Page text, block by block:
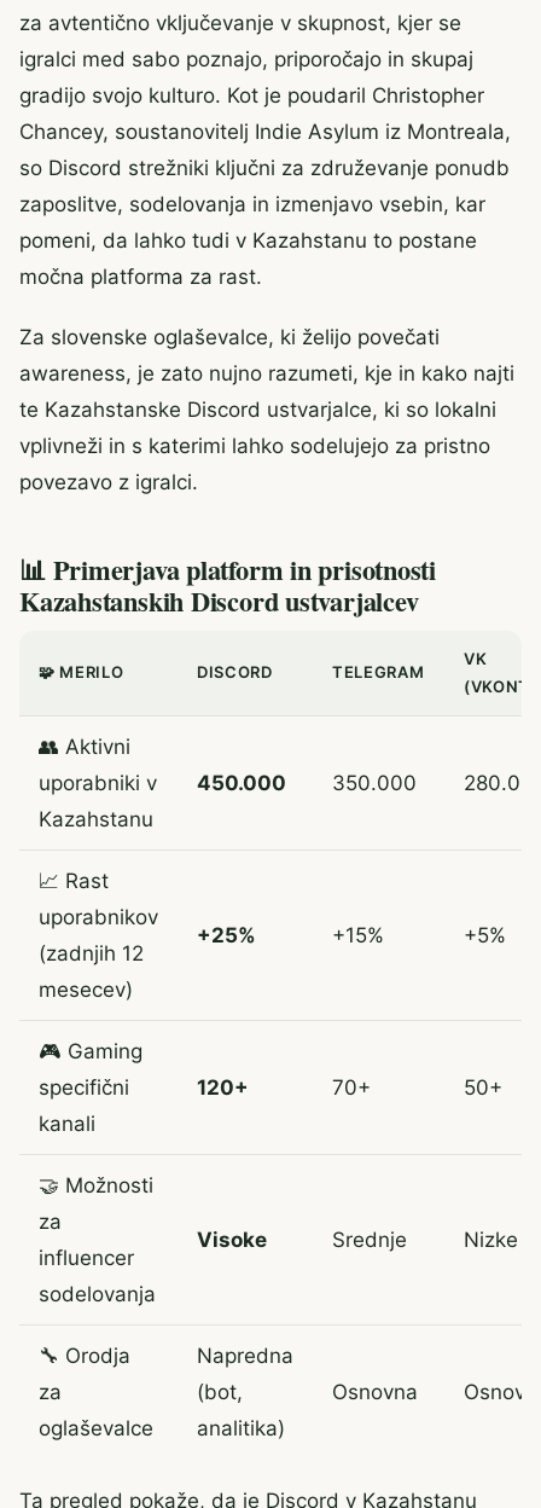
za avtentično vključevanje v skupnost, kjer se
igralci med sabo poznajo, priporočajo in skupaj
gradijo svojo kulturo. Kot je poudaril Christopher
Chancey, soustanovitelj Indie Asylum iz Montreala,
so Discord strežniki ključni za združevanje ponudb
zaposlitve, sodelovanja in izmenjavo vsebin, kar
pomeni, da lahko tudi v Kazahstanu to postane
močna platforma za rast.
Za slovenske oglaševalce, ki želijo povečati
awareness, je zato nujno razumeti, kje in kako najti
te Kazahstanske Discord ustvarjalce, ki so lokalni
vplivneži in s katerimi lahko sodelujejo za pristno
povezavo z igralci.
📊 Primerjava platform in prisotnosti
Kazahstanskih Discord ustvarjalcev
🧩 MERILO DISCORD TELEGRAM
VK
👥 Aktivni
uporabniki v
Kazahstanu
450.000 350.000
📈 Rast
uporabnikov
(zadnjih 12
mesecev)
+25% +15% +5%
🎮 Gaming
specifični
kanali
120+ 70+ 50+
🤝 Možnosti
za
influencer
sodelovanja
Visoke Srednje Nizke
🔧 Orodja
za
oglaševalce
Napredna
(bot,
analitika)
Osnovna
Ta pregled pokaže, da je Discord v Kazahstanu